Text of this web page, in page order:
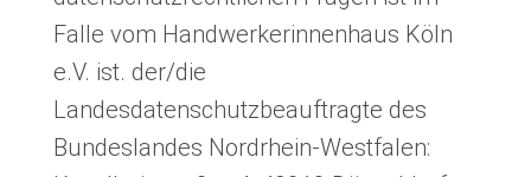
Falle vom Handwerkerinnenhaus Köln
e.V. ist. der/die
Landesdatenschutzbeauftragte des
Bundeslandes Nordrhein-Westfalen: